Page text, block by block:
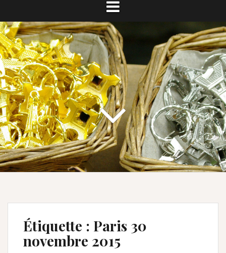
Étiquette : Paris 30
novembre 2015